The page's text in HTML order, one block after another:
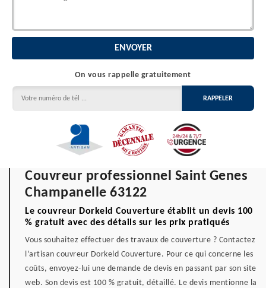
On vous rappelle gratuitement
Couvreur professionnel Saint Genes
Champanelle 63122
Le couvreur Dorkeld Couverture établit un devis 100
% gratuit avec des détails sur les prix pratiqués
Vous souhaitez effectuer des travaux de couverture ? Contactez
l’artisan couvreur Dorkeld Couverture. Pour ce qui concerne les
coûts, envoyez-lui une demande de devis en passant par son site
web. Son devis est 100 % gratuit, détaillé. Le devis mentionne la